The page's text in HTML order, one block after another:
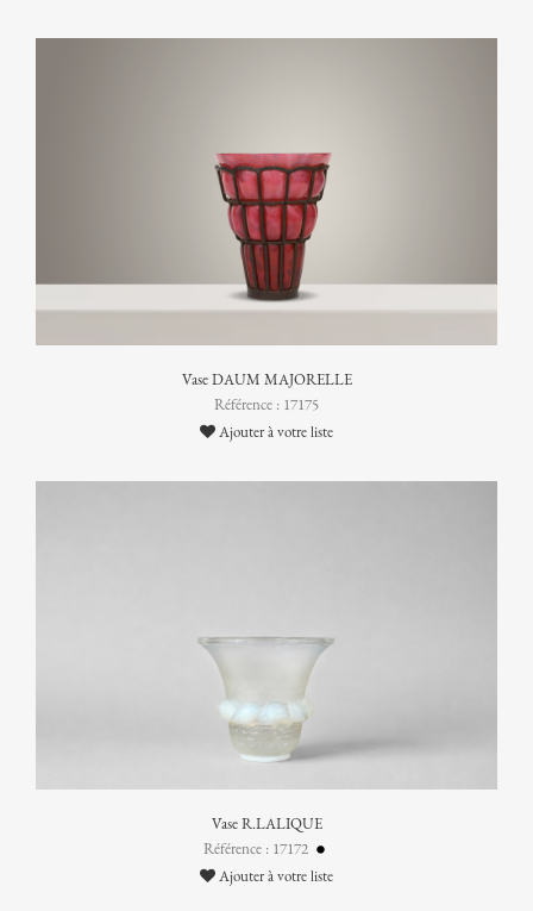
Vase DAUM MAJORELLE
Référence : 17175
Ajouter à votre liste
Vase R.LALIQUE
Référence : 17172
Ajouter à votre liste